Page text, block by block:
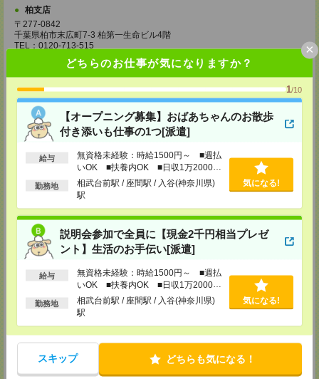
どちらのお仕事が気になりますか？
1/10
【オープニング募集】おばあちゃんのお散歩
付き添いも仕事の1つ[派遣]
給与
無資格未経験：時給1500円～ ■週払
いOK ■扶養内OK ■日収1万2000円
以上
勤務地
相武台前駅 / 座間駅 / 入谷(神奈川県)
駅
気になる!
説明会参加で全員に【現金2千円相当プレゼ
ント】生活のお手伝い[派遣]
給与
無資格未経験：時給1500円～ ■週払
いOK ■扶養内OK ■日収1万2000円
以上
勤務地
相武台前駅 / 座間駅 / 入谷(神奈川県)
駅
気になる!
スキップ どちらも気になる！
×
柏支店
〒277-0842
千葉県柏市末広町7-3 柏第一生命ビル4階
TEL：0120-713-515
担当：採用担当
八王子支店
東京都八王子市東町1－6 橋完ＬＫビル 3階
TEL：0120-713-515
担当：採用担当
町田支店
〒194-0022 東京都町田市森野1-33-11 町田森野ビル1階
TEL：0120-713-515
越谷支店
〒343-0816
埼玉県越谷市弥生町1-4 越谷弥生ビル3階
TEL：0120-713-515
担当：採用担当
厚木支店
神奈川県厚木市旭町1-2-1 日本生命本厚木ビル7階
TEL：0120-713-515
神奈川県藤沢市鵠沼石上1丁目5番2号
日本生命藤沢ビル2階
TEL：0120-713-515
担当：採用担当